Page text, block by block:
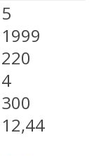
5
1999
220
4
300
12,44